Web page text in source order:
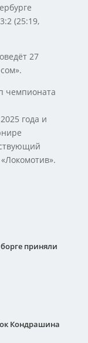
(25:19,
27
чемпионата
года и
приняли
Кондрашина